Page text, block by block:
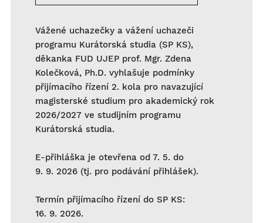
Vážené uchazečky a vážení uchazeči
programu Kurátorská studia (SP KS),
děkanka FUD UJEP prof. Mgr. Zdena
Kolečková, Ph.D. vyhlašuje podmínky
přijímacího řízení 2. kola pro navazující
magisterské studium pro akademický rok
2026/2027 ve studijním programu
Kurátorská studia.
E-přihláška je otevřena od 7. 5. do
9. 9. 2026 (tj. pro podávání přihlášek).
Termín přijímacího řízení do SP KS:
16. 9. 2026.